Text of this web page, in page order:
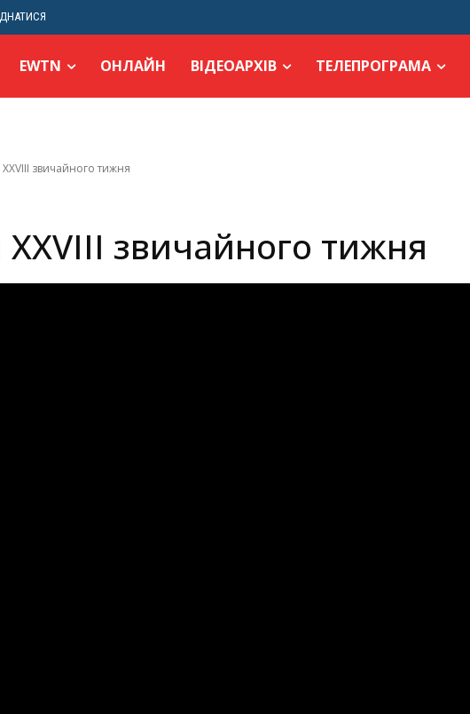
EWTN ОНЛАЙН ВІДЕОАРХІВ ТЕЛЕПРОГРАМА
звичайного тижня
XXVIII звичайного тижня